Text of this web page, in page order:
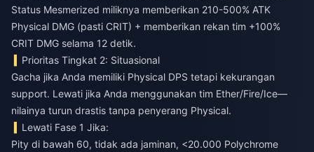
Status Mesmerized miliknya memberikan 210-500% ATK
Physical DMG (pasti CRIT) + memberikan rekan tim +100%
CRIT DMG selama 12 detik.
Prioritas Tingkat 2: Situasional
Gacha jika Anda memiliki Physical DPS tetapi kekurangan
support. Lewati jika Anda menggunakan tim Ether/Fire/Ice—
nilainya turun drastis tanpa penyerang Physical.
Lewati Fase 1 Jika:
Pity di bawah 60, tidak ada jaminan, <20.000 Polychrome